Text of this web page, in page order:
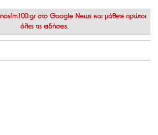
στο Google News και μάθετε πρώτοι
όλες τις ειδήσεις.